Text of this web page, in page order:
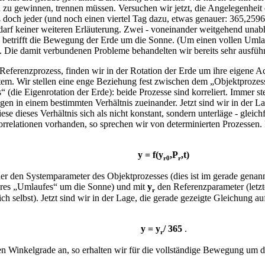
gewinnen, trennen müssen. Versuchen wir jetzt, die Angelegenheit
jeder (und noch einen viertel Tag dazu, etwas genauer:
keiner weiteren Erläuterung. Zwei - voneinander weitgehend
betrifft die Bewegung der Erde um die Sonne. (Um einen vollen
Die damit verbundenen Probleme behandelten wir bereits sehr
finden wir in der Rotation der Erde um ihre eigene
Wir stellen eine enge Beziehung fest zwischen dem
(die Eigenrotation der Erde): beide Prozesse sind korreliert. Immer
in einem bestimmten Verhältnis zueinander. Jetzt sind wir in der
dieses Verhältnis sich als nicht konstant, sondern unterläge -
vorhanden, so sprechen wir von determinierten
y = f(yr0,Pr,t)
den Systemparameter des Objektprozesses (dies ist im gerade
„Umlaufes“ um die Sonne) und mit yr den Referenzparameter
selbst). Jetzt sind wir in der Lage, die gerade gezeigte Gleichung
y = yr/ 365 .
Winkelgrade an, so erhalten wir für die vollständige Bewegung um